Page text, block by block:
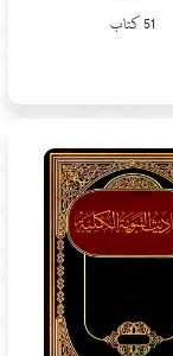
51 كتاب